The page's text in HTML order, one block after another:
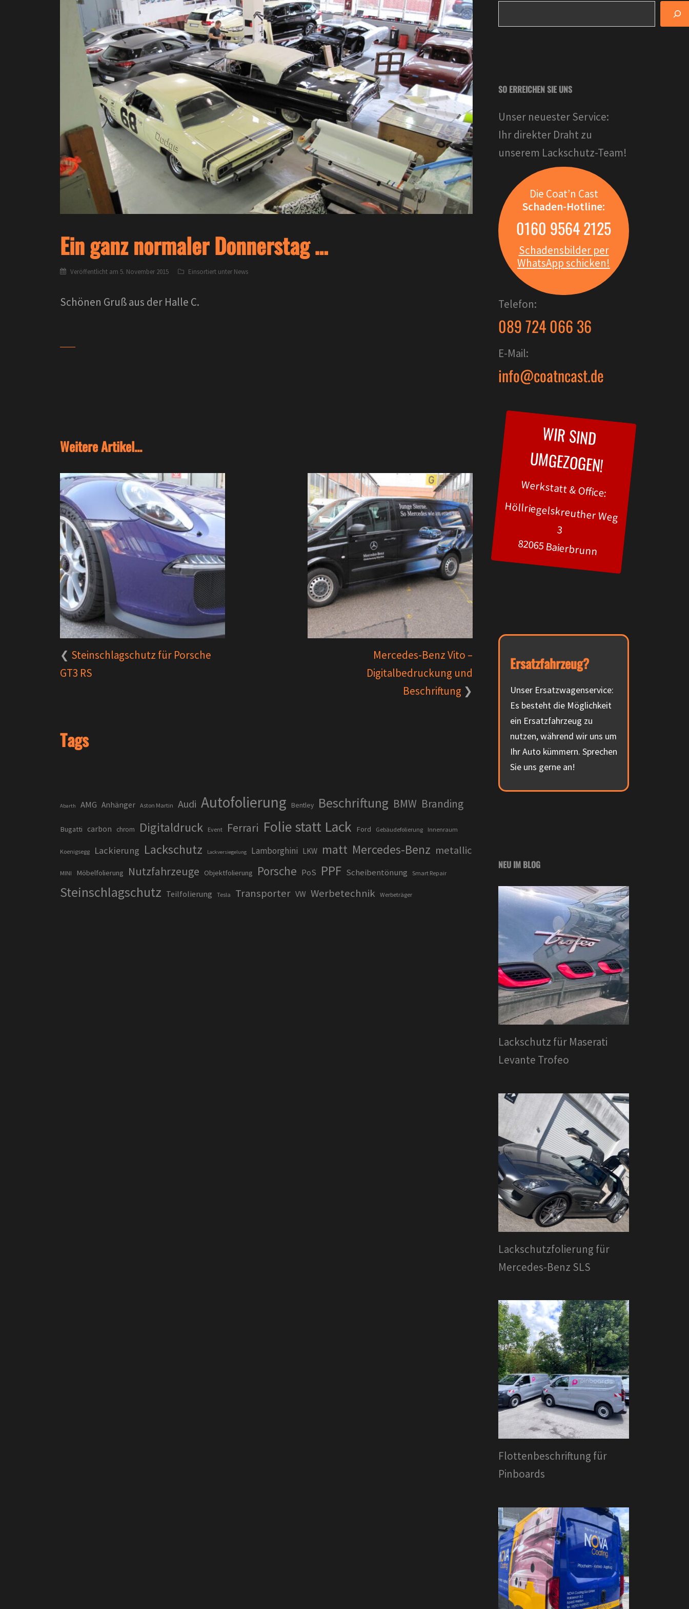
Ein ganz normaler Donnerstag …
Veröffentlicht am 5. November 2015 Einsortiert unter News
Schönen Gruß aus der Halle C.
Weitere Artikel...
Steinschlagschutz für Porsche
GT3 RS
Mercedes-Benz Vito –
Digitalbedruckung und
Beschriftung
Tags
Abarth AMG Anhänger Aston Martin Audi Autofolierung Bentley Beschriftung BMW Branding
Bugatti carbon chrom Digitaldruck Event Ferrari Folie statt Lack Ford Gebäudefolierung Innenraum
Koenigsegg Lackierung Lackschutz Lackversiegelung Lamborghini LKW matt Mercedes-Benz metallic
MINI Möbelfolierung Nutzfahrzeuge Objektfolierung Porsche PoS PPF Scheibentönung Smart Repair
Steinschlagschutz Teilfolierung Tesla Transporter VW Werbetechnik Werbeträger
SO ERREICHEN SIE UNS
Unser neuester Service:
Ihr direkter Draht zu
unserem Lackschutz-Team!
Die Coat’n Cast
Schaden-Hotline:
0160 9564 2125
Schadensbilder per
WhatsApp schicken!
Telefon:
089 724 066 36
E-Mail:
info@coatncast.de
W
IR SIND
UM
GEZOGEN!
Werkstatt & Office:
Höllriegelskreuther Weg
3
82065 Baierbrunn
Ersatzfahrzeug?
Unser Ersatzwagenservice:
Es besteht die Möglichkeit
ein Ersatzfahrzeug zu
nutzen, während wir uns um
Ihr Auto kümmern. Sprechen
Sie uns gerne an!
NEU IM BLOG
Lackschutz für Maserati
Levante Trofeo
Lackschutzfolierung für
Mercedes-Benz SLS
Flottenbeschriftung für
Pinboards